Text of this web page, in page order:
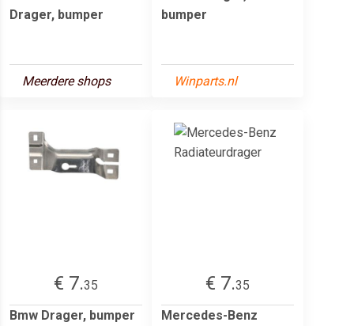
Drager, bumper
Meerdere shops
bumper
Winparts.nl
€ 7.35
Bmw Drager, bumper
€ 7.35
Mercedes-Benz